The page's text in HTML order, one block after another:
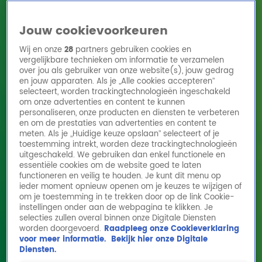
HomeActiesRadioshows DJ'sRadio 10 zendersHitlijsten
Radio luisteren
Volg Radio 10
Zoeken
HomeOnline Radio LuisterenActiesShowsAlle zenders
Hannelore was held tijdens krakersrellen in
jaren 80: 'Niemand deed iets'
11 mrt 2026, 11:19
Jouw cookievoorkeuren
Wij en onze28 partners gebruiken cookies en
vergelijkbare technieken om informatie te verzamelen
over jou als gebruiker van onze website(s), jouw gedrag
en jouw apparaten. Als je „Alle cookies accepteren”
selecteert, worden trackingtechnologieën ingeschakeld
om onze advertenties en content te kunnen
personaliseren, onze producten en diensten te verbeteren
en om de prestaties van advertenties en content te
meten. Als je „Huidige keuze opslaan” selecteert of je
toestemming intrekt, worden deze trackingtechnologieën
uitgeschakeld. We gebruiken dan enkel functionele en
essentiële cookies om de website goed te laten
functioneren en veilig te houden. Je kunt dit menu op
ieder moment opnieuw openen om je keuzes te wijzigen of
om je toestemming in te trekken door op de link Cookie-
instellingen onder aan de webpagina te klikken. Je
selecties zullen overal binnen onze Digitale Diensten
worden doorgevoerd. Raadpleeg onze Cookieverklaring
voor meer informatie. Bekijk hier onze Digitale
Diensten.